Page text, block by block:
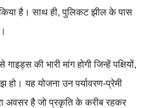
है। साथ ही, पुलिकट झील के पास
की भारी मांग होगी जिन्हें पक्षियों,
यह योजना उन पर्यावरण-प्रेमी
अवसर है जो प्रकृति के करीब रहकर